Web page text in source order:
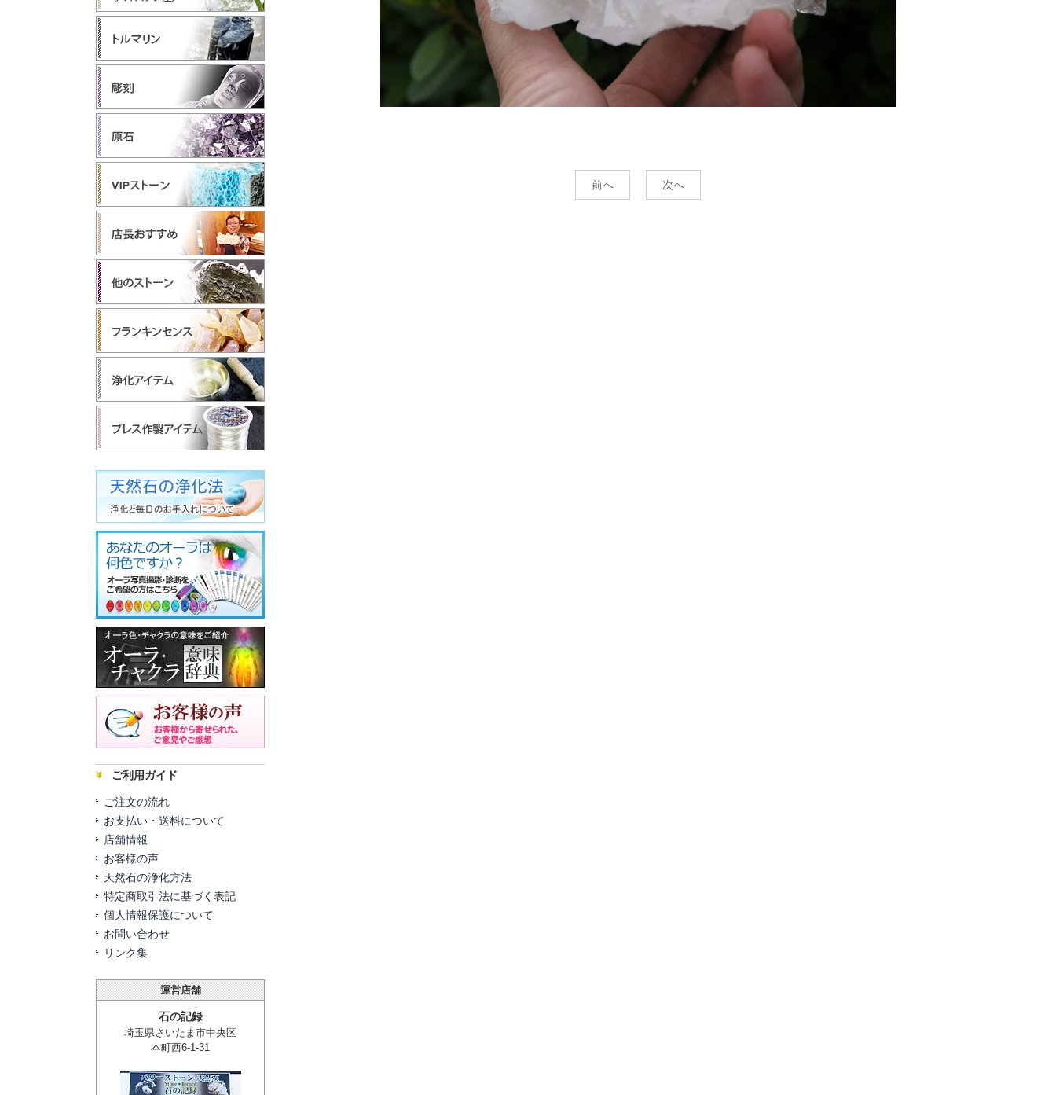
前へ 次へ
ご利用ガイド
ご注文の流れ
お支払い・送料について
店舗情報
お客様の声
天然石の浄化方法
特定商取引法に基づく表記
個人情報保護について
お問い合わせ
リンク集
運営店舗
石の記録
埼玉県さいたま市中央区
本町西6-1-31